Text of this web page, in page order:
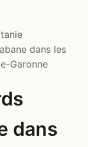
dans les
Garonne
dans